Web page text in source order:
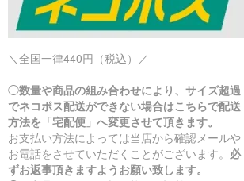
＼全国一律440円（税込）／
◯数量や商品の組み合わせにより、サイズ超過
でネコポス配送ができない場合はこちらで配送
方法を「宅配便」へ変更させて頂きます。
お支払い方法によっては当店から確認メールや
お電話をさせていただくことがございます。 必
ずお返事頂きますようお願い致します。